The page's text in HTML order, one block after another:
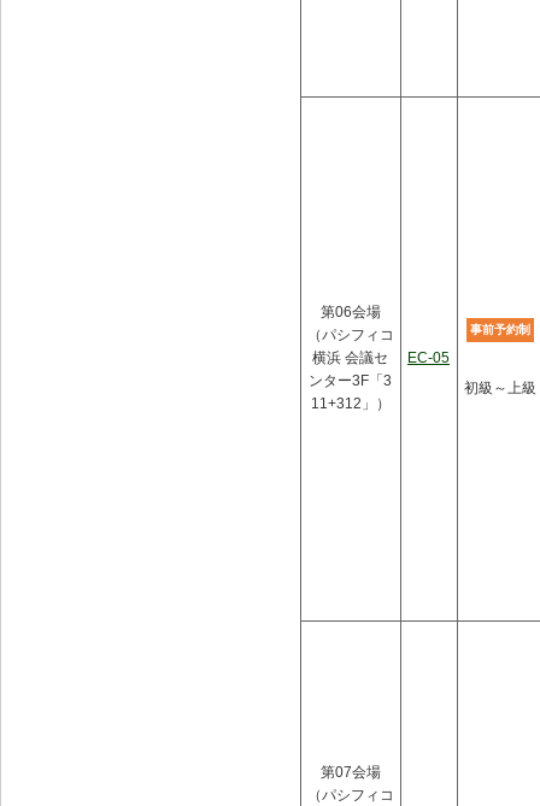
第06会場
（パシフィコ
横浜 会議セ
ンター3F「3
11+312」）
EC-05
事前予約制
初級～上級
第07会場
（パシフィコ